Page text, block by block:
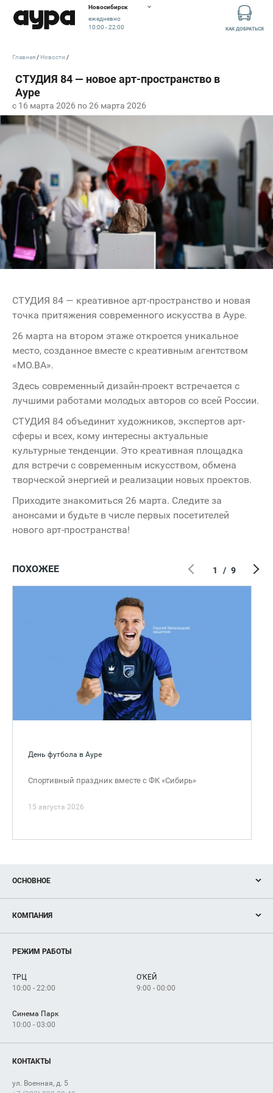
Новосибирск
ежедневно
10:00 - 22:00
КАК ДОБРАТЬСЯ
c 16 марта 2026 по 26 марта 2026
Главная Новости
СТУДИЯ 84 — креативное арт‑пространство и новая
точка притяжения современного искусства в Ауре.
26 марта на втором этаже откроется уникальное
место, созданное вместе с креативным агентством
«МО.ВА».
Здесь современный дизайн-проект встречается с
лучшими работами молодых авторов со всей России.
СТУДИЯ 84 объединит художников, экспертов арт-
сферы и всех, кому интересны актуальные
культурные тенденции. Это креативная площадка
для встречи с современным искусством, обмена
творческой энергией и реализации новых проектов.
Приходите знакомиться 26 марта. Следите за
анонсами и будьте в числе первых посетителей
нового арт-пространства!
ПОХОЖЕЕ
День футбола в Ауре
Спортивный праздник вместе с ФК «Сибирь»
15 августа 2026
1 / 9
ОСНОВНОЕ
Новости
Магазины
Услуги
КОМПАНИЯ
Рекламодателям
Как добраться
РЕЖИМ РАБОТЫ
ТРЦ
10:00 - 22:00
О'КЕЙ
9:00 - 00:00
Синема Парк
10:00 - 03:00
КОНТАКТЫ
ул. Военная, д. 5